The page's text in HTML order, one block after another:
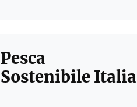
Pesca
Sostenibile Italia